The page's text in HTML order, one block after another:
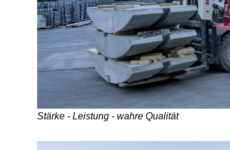
Stärke - Leistung - wahre Qualität